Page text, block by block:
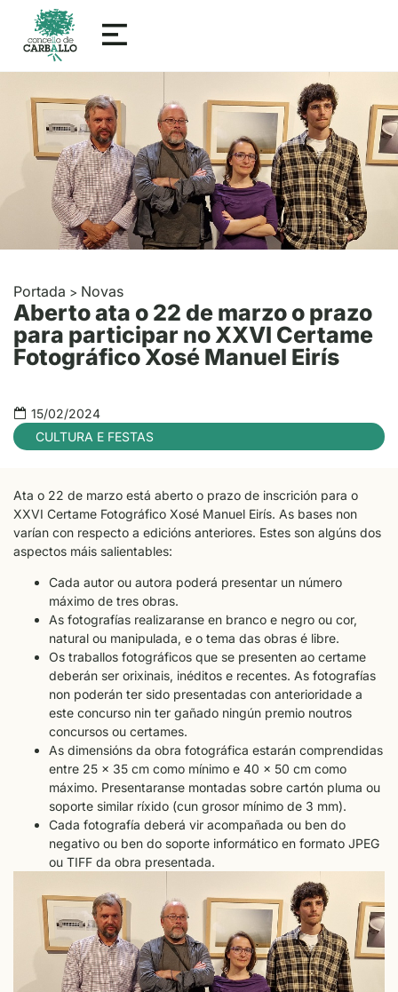
Portada > Novas
Aberto ata o 22 de marzo o prazo
para participar no XXVI Certame
Fotográfico Xosé Manuel Eirís
15/02/2024
CULTURA E FESTAS
Ata o 22 de marzo está aberto o prazo de inscrición para o
XXVI Certame Fotográfico Xosé Manuel Eirís. As bases non
varían con respecto a edicións anteriores. Estes son algúns dos
aspectos máis salientables:
Cada autor ou autora poderá presentar un número
máximo de tres obras.
As fotografías realizaranse en branco e negro ou cor,
natural ou manipulada, e o tema das obras é libre.
Os traballos fotográficos que se presenten ao certame
deberán ser orixinais, inéditos e recentes. As fotografías
non poderán ter sido presentadas con anterioridade a
este concurso nin ter gañado ningún premio noutros
concursos ou certames.
As dimensións da obra fotográfica estarán comprendidas
entre 25 x 35 cm como mínimo e 40 x 50 cm como
máximo. Presentaranse montadas sobre cartón pluma ou
soporte similar ríxido (cun grosor mínimo de 3 mm).
Cada fotografía deberá vir acompañada ou ben do
negativo ou ben do soporte informático en formato JPEG
ou TIFF da obra presentada.